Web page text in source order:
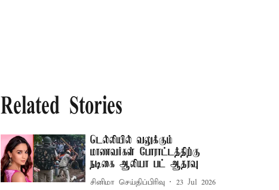
Related Stories
டெல்லியில் வலுக்கும்
மாணவர்கள் போராட்டத்திற்கு
நடிகை ஆலியா பட் ஆதரவு
சினிமா செய்திப்பிரிவு 23 Jul 2026